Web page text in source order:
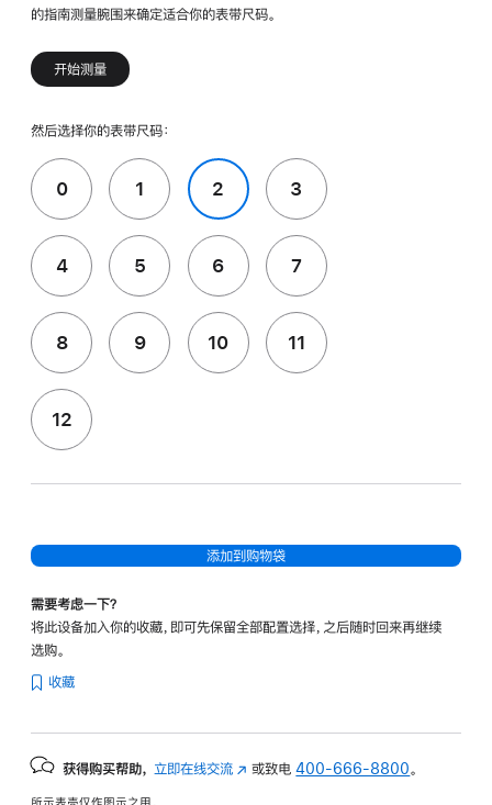
的指南测量腕围来确定适合你的表带尺码。
开始测量
然后选择你的表带尺码：
0 1 2 3
4 5 6 7
8 9 10 11
12
添加到购物袋
需要考虑一下？
将此设备加入你的收藏，即可先保留全部配置选择，之后随时回来再继续
选购。
收藏
获得购买帮助， 立即在线交流 (在 或致电400-666-8800 。
所示表壳仅作图示之用。